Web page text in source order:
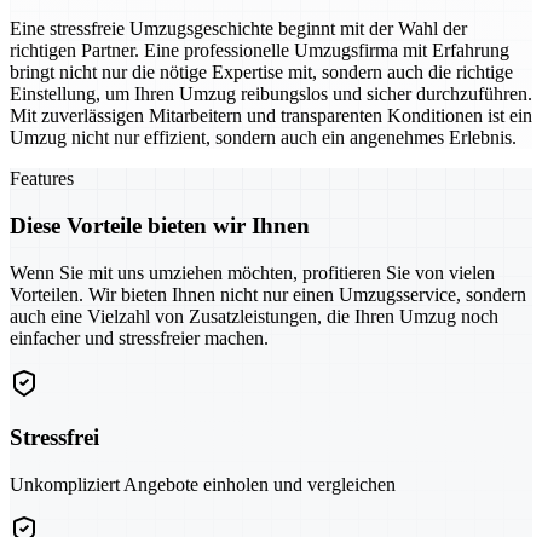
Eine stressfreie Umzugsgeschichte beginnt mit der Wahl der
richtigen Partner. Eine professionelle Umzugsfirma mit Erfahrung
bringt nicht nur die nötige Expertise mit, sondern auch die richtige
Einstellung, um Ihren Umzug reibungslos und sicher durchzuführen.
Mit zuverlässigen Mitarbeitern und transparenten Konditionen ist ein
Umzug nicht nur effizient, sondern auch ein angenehmes Erlebnis.
Features
Diese Vorteile bieten wir Ihnen
Wenn Sie mit uns umziehen möchten, profitieren Sie von vielen
Vorteilen. Wir bieten Ihnen nicht nur einen Umzugsservice, sondern
auch eine Vielzahl von Zusatzleistungen, die Ihren Umzug noch
einfacher und stressfreier machen.
Stressfrei
Unkompliziert Angebote einholen und vergleichen